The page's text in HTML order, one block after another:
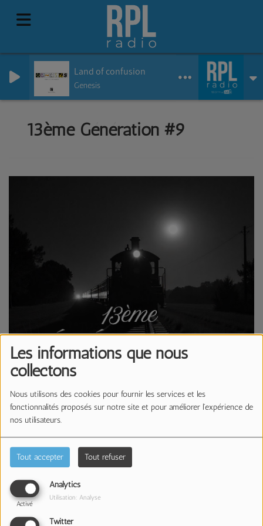
Les informations que nous
collectons
Nous utilisons des cookies pour fournir les services et les
fonctionnalités proposés sur notre site et pour améliorer l'expérience de
nos utilisateurs.
Tout accepter Tout refuser
Analytics
Activé
Utilisation: Analyse
Twitter
Land of confusion
Genesis
13ème Génération #9
01 JUIN 2026 - 1099 VUES
Écouter le podcast
13ème Génération #9